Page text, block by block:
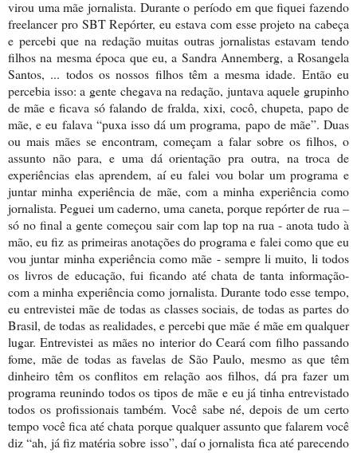
virou uma mãe jornalista. Durante o período em que fiquei fazendo
freelancer pro SBT Repórter, eu estava com esse projeto na cabeça
e percebi que na redação muitas outras jornalistas estavam tendo
filhos na mesma época que eu, a Sandra Annemberg, a Rosangela
Santos, ... todos os nossos filhos têm a mesma idade. Então eu
percebia isso: a gente chegava na redação, juntava aquele grupinho
de mãe e ficava só falando de fralda, xixi, cocô, chupeta, papo de
mãe, e eu falava “puxa isso dá um programa, papo de mãe”. Duas
ou mais mães se encontram, começam a falar sobre os filhos, o
assunto não para, e uma dá orientação pra outra, na troca de
experiências elas aprendem, aí eu falei vou bolar um programa e
juntar minha experiência de mãe, com a minha experiência como
jornalista. Peguei um caderno, uma caneta, porque repórter de rua –
só no final a gente começou sair com lap top na rua - anota tudo à
mão, eu fiz as primeiras anotações do programa e falei como que eu
vou juntar minha experiência como mãe - sempre li muito, li todos
os livros de educação, fui ficando até chata de tanta informação-
com a minha experiência como jornalista. Durante todo esse tempo,
eu entrevistei mãe de todas as classes sociais, de todas as partes do
Brasil, de todas as realidades, e percebi que mãe é mãe em qualquer
lugar. Entrevistei as mães no interior do Ceará com filho passando
fome, mãe de todas as favelas de São Paulo, mesmo as que têm
dinheiro têm os conflitos em relação aos filhos, dá pra fazer um
programa reunindo todos os tipos de mãe e eu já tinha entrevistado
todos os profissionais também. Você sabe né, depois de um certo
tempo você fica até chata porque qualquer assunto que falarem você
diz “ah, já fiz matéria sobre isso”, daí o jornalista fica até parecendo